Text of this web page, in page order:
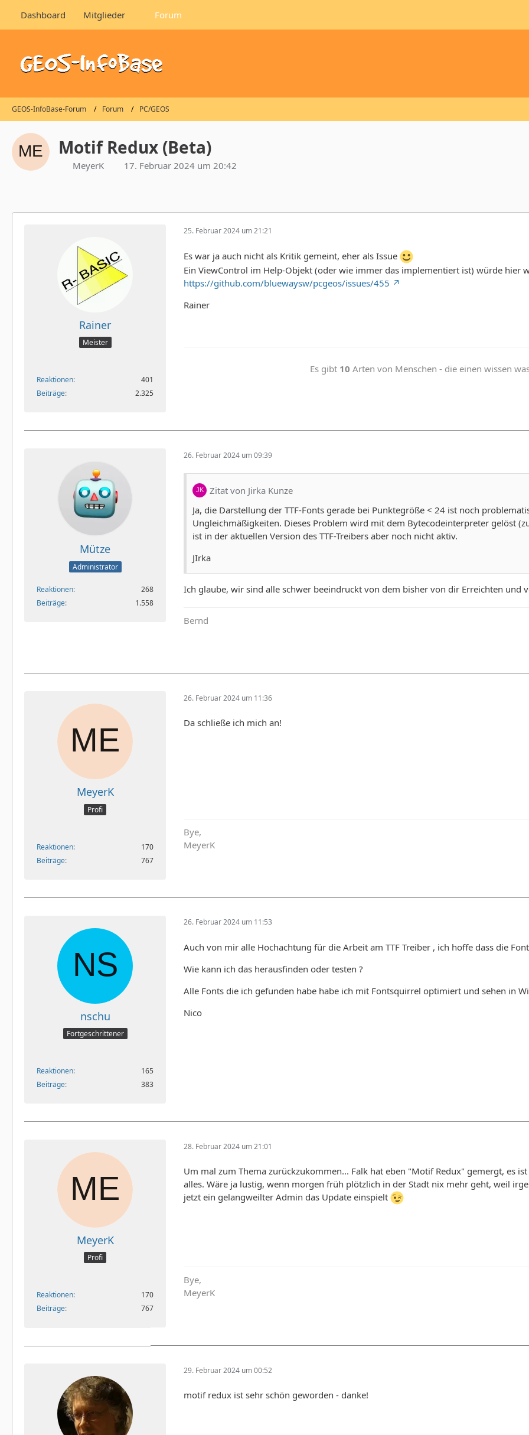
Dashboard Mitglieder Forum
GEOS-InfoBase-Forum Forum PC/GEOS
Motif Redux (Beta)
MeyerK 17. Februar 2024 um 20:42
Rainer
Meister
Reaktionen
401
Beiträge
2.325
25. Februar 2024 um 21:21
Es war ja auch nicht als Kritik gemeint, eher als Issue
Ein ViewControl im Help-Objekt (oder wie immer das implementiert ist) würde hier
https://github.com/bluewaysw/pcgeos/issues/455
Rainer
Es gibt 10 Arten von Menschen - die einen wissen
Mütze
Administrator
Reaktionen
268
Beiträge
1.558
26. Februar 2024 um 09:39
Zitat von Jirka Kunze
Ja, die Darstellung der TTF-Fonts gerade bei Punktegröße < 24 ist noch
Ungleichmäßigkeiten. Dieses Problem wird mit dem Bytecodeinterpreter gelöst
ist in der aktuellen Version des TTF-Treibers aber noch nicht aktiv.
JIrka
Ich glaube, wir sind alle schwer beeindruckt von dem bisher von dir Erreichten und
Bernd
MeyerK
Profi
Reaktionen
170
Beiträge
767
26. Februar 2024 um 11:36
Da schließe ich mich an!
Bye,
MeyerK
nschu
Fortgeschrittener
Reaktionen
165
Beiträge
383
26. Februar 2024 um 11:53
Auch von mir alle Hochachtung für die Arbeit am TTF Treiber , ich hoffe dass die
Wie kann ich das herausfinden oder testen ?
Alle Fonts die ich gefunden habe habe ich mit Fontsquirrel optimiert und sehen in
Nico
MeyerK
Profi
Reaktionen
170
Beiträge
767
28. Februar 2024 um 21:01
Um mal zum Thema zurückzukommen... Falk hat eben "Motif Redux" gemergt, es
alles. Wäre ja lustig, wenn morgen früh plötzlich in der Stadt nix mehr geht, weil
jetzt ein gelangweilter Admin das Update einspielt
Bye,
MeyerK
29. Februar 2024 um 00:52
motif redux ist sehr schön geworden - danke!